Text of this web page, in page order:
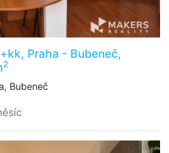
Praha - Bubeneč,
2
Bubeneč